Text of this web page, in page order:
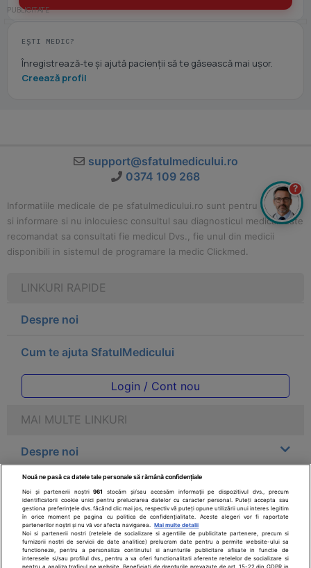
EȘTI MEDIC?
Înregistrează-te și ajută pacienții să te găsească mai ușor.
Creează profil
support@sfatulmedicului.ro
0374 109 268
Informatiile medicale de pe sfatulmedicului.ro sunt pentru educatie
si informare si nu inlocuiesc consultul sau diagnosticul medical. Este
recomandat sa consultati fie medicul Dvs., fie unul din medicii
disponibili in sistemul de programare la medic Clickmed.
LINKURI RAPIDE
Despre noi
Cum te ajuta SfatulMedicului
Login / Cont nou
MAI MULTE LINKURI
Despre noi
Legal
Drepturile consumatorului
Parteneri
?
Nouă ne pasă ca datele tale personale să rămână confidențiale
Noi și partenerii noștri961
stocăm și/sau accesăm informații pe dispozitivul dvs., precum
identificatorii cookie unici pentru prelucrarea datelor cu caracter personal. Puteți accepta sau
gestiona preferințele dvs. făcând clic mai jos, respectiv vă puteți opune utilizării unui interes legitim
în orice moment pe pagina cu politica de confidențialitate. Aceste alegeri vor fi raportate
partenerilor noștri și nu vă vor afecta navigarea.
Mai multe detalii
Noi si partenerii nostri (retelele de socializare si agentiile de publicitate partenere, precum si
furnizorii nostri de servicii de date analitice) prelucram date pentru a permite website-ului sa
functioneze, pentru a personaliza continutul si anunturile publicitare afisate in functie de
interesele si/sau profilul dvs., pentru a va oferi functionalitati aferente retelelor de socializare si
pentru a analiza traficul pe website. Beneficiati de drepturile prevazute de art. 15-22 din GDPR in